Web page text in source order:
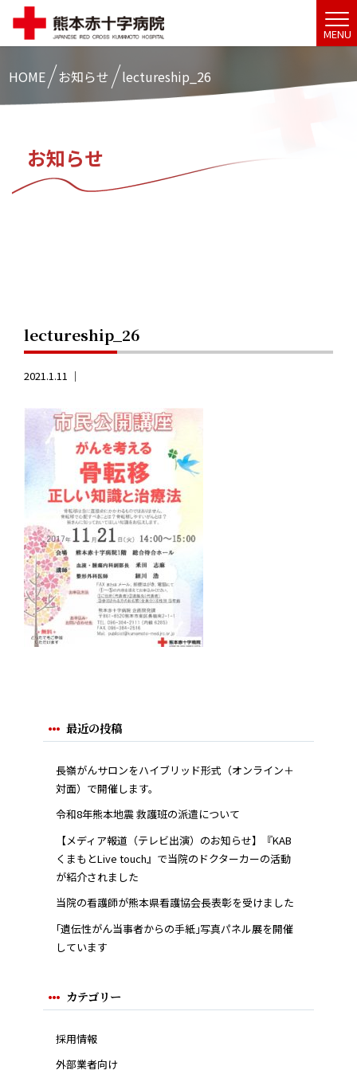
MENU
HOME お知らせ lectureship_26
お知らせ
lectureship_26
2021.1.11 ｜
最近の投稿
長嶺がんサロンをハイブリッド形式（オンライン＋
対面）で開催します。
令和8年熊本地震 救護班の派遣について
【メディア報道（テレビ出演）のお知らせ】『KAB
くまもとLive touch』で当院のドクターカーの活動
が紹介されました
当院の看護師が熊本県看護協会長表彰を受けました
｢遺伝性がん当事者からの手紙｣写真パネル展を開催
しています
カテゴリー
採用情報
外部業者向け